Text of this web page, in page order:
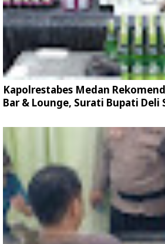
Kapolrestabes Medan
Bar & Lounge, Surati Bupati Deli